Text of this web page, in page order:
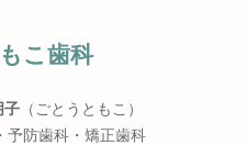
こ歯科
子（ごとうともこ）
予防歯科・矯正歯科